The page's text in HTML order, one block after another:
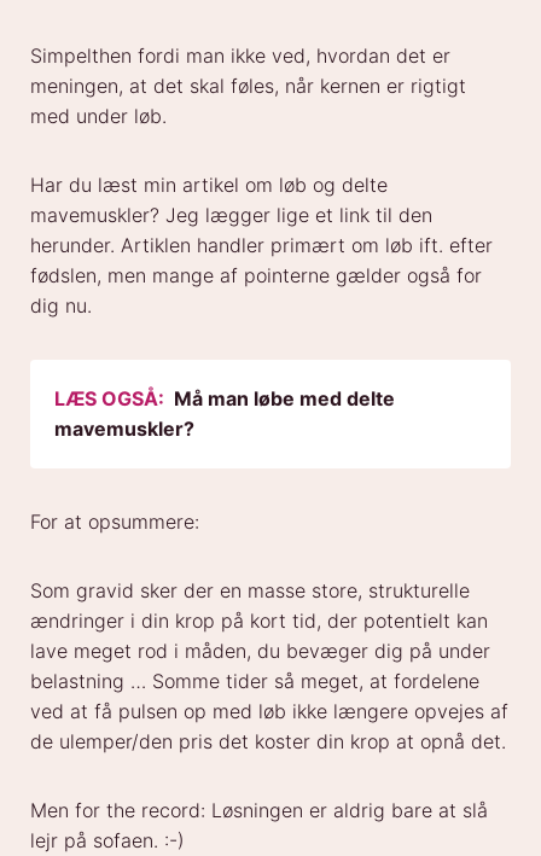
Simpelthen fordi man ikke ved, hvordan det er
meningen, at det skal føles, når kernen er rigtigt
med under løb.
Har du læst min artikel om løb og delte
mavemuskler? Jeg lægger lige et link til den
herunder. Artiklen handler primært om løb ift. efter
fødslen, men mange af pointerne gælder også for
dig nu.
LÆS OGSÅ: Må man løbe med delte
mavemuskler?
For at opsummere:
Som gravid sker der en masse store, strukturelle
ændringer i din krop på kort tid, der potentielt kan
lave meget rod i måden, du bevæger dig på under
belastning … Somme tider så meget, at fordelene
ved at få pulsen op med løb ikke længere opvejes af
de ulemper/den pris det koster din krop at opnå det.
Men for the record: Løsningen er aldrig bare at slå
lejr på sofaen. :-)